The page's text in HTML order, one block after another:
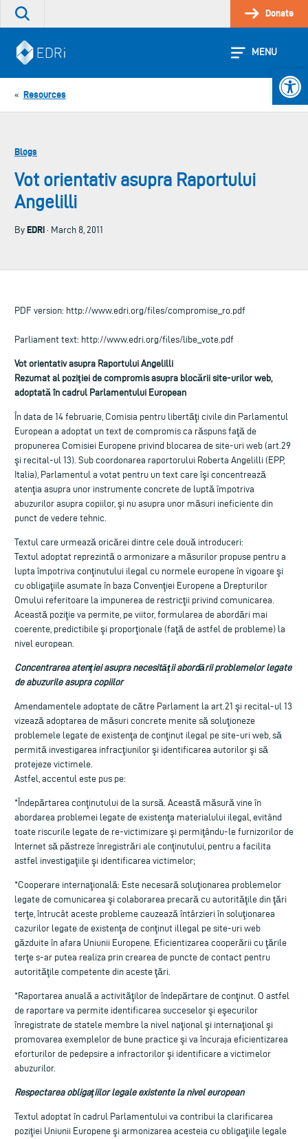
Skip
Search
site
Donate
MENU
« Resources
Blogs
Vot orientativ asupra Raportului
Angelilli
By EDRi · March 8, 2011
PDF version: http://www.edri.org/files/compromise_ro.pdf
Parliament text: http://www.edri.org/files/libe_vote.pdf
Vot orientativ asupra Raportului Angelilli
Rezumat al poziţiei de compromis asupra blocării site-urilor web,
adoptată în cadrul Parlamentului European
În data de 14 februarie, Comisia pentru libertăţi civile din Parlamentul
European a adoptat un text de compromis ca răspuns faţă de
propunerea Comisiei Europene privind blocarea de site-uri web (art.29
şi recital-ul 13). Sub coordonarea raportorului Roberta Angelilli (EPP,
Italia), Parlamentul a votat pentru un text care îşi concentrează
atenţia asupra unor instrumente concrete de luptă împotriva
abuzurilor asupra copiilor, şi nu asupra unor măsuri ineficiente din
punct de vedere tehnic.
Textul care urmează oricărei dintre cele două introduceri:
Textul adoptat reprezintă o armonizare a măsurilor propuse pentru a
lupta împotriva conţinutului ilegal cu normele europene în vigoare şi
cu obligaţiile asumate în baza Convenţiei Europene a Drepturilor
Omului referitoare la impunerea de restricţii privind comunicarea.
Această poziţie va permite, pe viitor, formularea de abordări mai
coerente, predictibile şi proporţionale (faţă de astfel de probleme) la
nivel european.
Concentrarea atenţiei asupra necesităţii abordării problemelor legate
de abuzurile asupra copiilor
Amendamentele adoptate de către Parlament la art.21 şi recital-ul 13
vizează adoptarea de măsuri concrete menite să soluţioneze
problemele legate de existenţa de conţinut ilegal pe site-uri web, să
permită investigarea infracţiunilor şi identificarea autorilor şi să
protejeze victimele.
Astfel, accentul este pus pe:
*Îndepărtarea conţinutului de la sursă. Această măsură vine în
abordarea problemei legate de existenţa materialului ilegal, evitând
toate riscurile legate de re-victimizare şi permiţându-le furnizorilor de
Internet să păstreze înregistrări ale conţinutului, pentru a facilita
astfel investigaţiile şi identificarea victimelor;
*Cooperare internaţională: Este necesară soluţionarea problemelor
legate de comunicarea şi colaborarea precară cu autorităţile din ţări
terţe, întrucât aceste probleme cauzează întârzieri în soluţionarea
cazurilor legate de existenţa de conţinut illegal pe site-uri web
găzduite în afara Uniunii Europene. Eficientizarea cooperării cu ţările
terţe s-ar putea realiza prin crearea de puncte de contact pentru
autorităţile competente din aceste ţări.
*Raportarea anuală a activităţilor de îndepărtare de conţinut. O astfel
de raportare va permite identificarea succeselor şi eşecurilor
înregistrate de statele membre la nivel naţional şi internaţional şi
promovarea exemplelor de bune practice şi va încuraja eficientizarea
eforturilor de pedepsire a infractorilor şi identificare a victimelor
abuzurilor.
Respectarea obligaţiilor legale existente la nivel european
Textul adoptat în cadrul Parlamentului va contribui la clarificarea
poziţiei Uniunii Europene şi armonizarea acesteia cu obligaţiile legale